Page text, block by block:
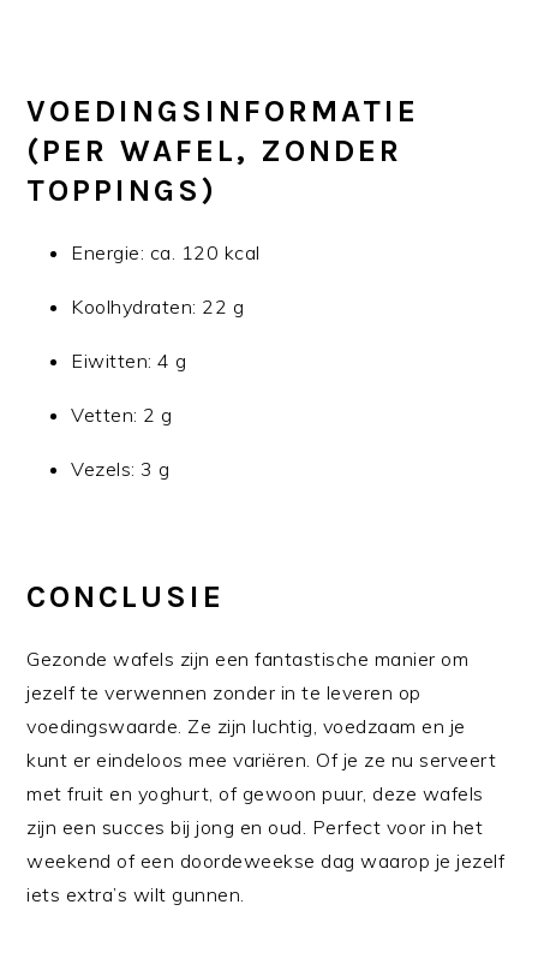
VOEDINGSINFORMATIE
(PER WAFEL, ZONDER
TOPPINGS)
Energie: ca. 120 kcal
Koolhydraten: 22 g
Eiwitten: 4 g
Vetten: 2 g
Vezels: 3 g
CONCLUSIE
Gezonde wafels zijn een fantastische manier om
jezelf te verwennen zonder in te leveren op
voedingswaarde. Ze zijn luchtig, voedzaam en je
kunt er eindeloos mee variëren. Of je ze nu serveert
met fruit en yoghurt, of gewoon puur, deze wafels
zijn een succes bij jong en oud. Perfect voor in het
weekend of een doordeweekse dag waarop je jezelf
iets extra’s wilt gunnen.